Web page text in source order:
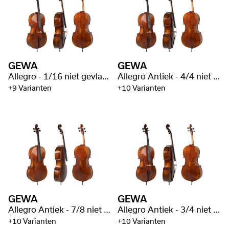
GEWA
Allegro - 1/16 niet gevlamd
+9 Varianten
GEWA
Allegro Antiek - 4/4 niet gevlamd
+10 Varianten
GEWA
Allegro Antiek - 7/8 niet gevlamd
+10 Varianten
GEWA
Allegro Antiek - 3/4 niet gevlamd
+10 Varianten